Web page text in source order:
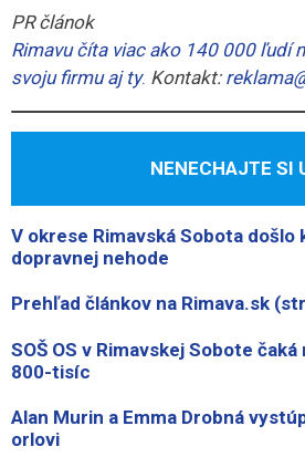
PR článok
Rimavu číta viac ako 140 000 ľudí
svoju firmu aj ty. Kontakt:
NENECHAJTE SI
V okrese Rimavská Sobota došlo
dopravnej nehode
Prehľad článkov na Rimava.sk
SOŠ OS v Rimavskej Sobote
800-tisíc
Alan Murin a Emma Drobná
orlovi